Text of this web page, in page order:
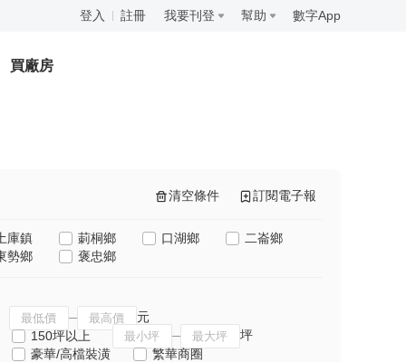
登入 註冊 我要刊登 幫助 數字App
買廠房
清空條件 訂閱電子報
庫鎮 莿桐鄉 口湖鄉
二崙鄉
勢鄉 褒忠鄉
元
150坪以上
坪
豪華/高檔裝潢 繁華商圈